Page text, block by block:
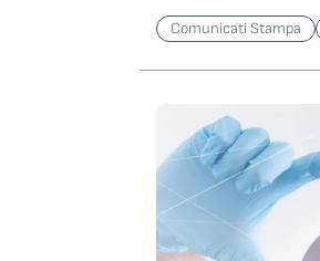
Austria Italia
vivono e lavorano in
dell’Addetto
Beltrame, e
dall’Ambasciatore
dell’Associazione,
Presidente
il 3% del PIL e in
attrazione per i
Comunicati Stampa